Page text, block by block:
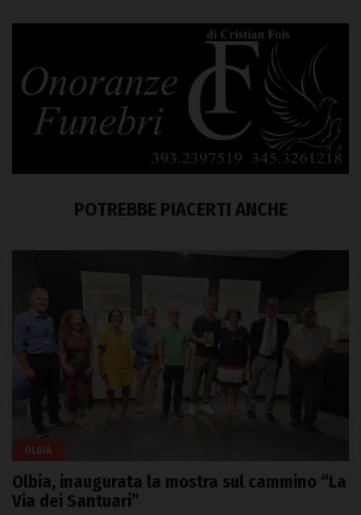
POTREBBE PIACERTI ANCHE
OLBIA
Olbia, inaugurata la mostra sul cammino “La
Via dei Santuari”